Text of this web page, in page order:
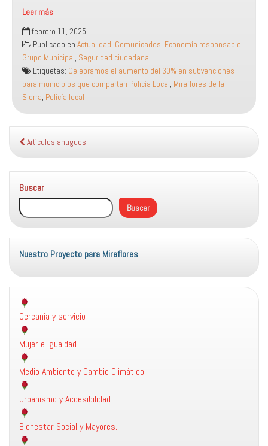
Leer más
Celebramos
el
aumento
del
30%
en
subvenciones
para
municipios
que
compartan
Policía
Local
febrero 11, 2025
Publicado en Actualidad, Comunicados, Economía responsable,
Grupo Municipal, Seguridad ciudadana
Etiquetas: Celebramos el aumento del 30% en subvenciones
para municipios que compartan Policía Local, Miraflores de la
Sierra, Policía local
Artículos antiguos
Buscar
Buscar
Nuestro Proyecto para Miraflores
Cercanía y servicio
Mujer e Igualdad
Medio Ambiente y Cambio Climático
Urbanismo y Accesibilidad
Bienestar Social y Mayores.